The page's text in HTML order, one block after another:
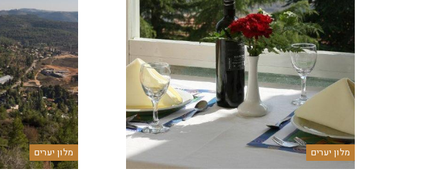
מלון יערים מלון יערים